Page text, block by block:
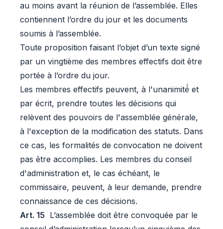
au moins avant la réunion de l’assemblée. Elles
contiennent l’ordre du jour et les documents
soumis à l’assemblée.
Toute proposition faisant l’objet d’un texte signé
par un vingtième des membres effectifs doit être
portée à l’ordre du jour.
Les membres effectifs peuvent, à l'unanimité́ et
par écrit, prendre toutes les décisions qui
relèvent des pouvoirs de l'assemblée générale,
à l'exception de la modification des statuts. Dans
ce cas, les formalités de convocation ne doivent
pas être accomplies. Les membres du conseil
d'administration et, le cas échéant, le
commissaire, peuvent, à leur demande, prendre
connaissance de ces décisions.
Art. 15 L’assemblée doit être convoquée par le